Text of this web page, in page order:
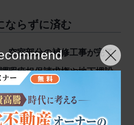
ならずに済む
空室部分の補修工事が完了
瑕疵担保請求権や地下埋設
処理と同じように、建物物
の条件付許可となるであろ